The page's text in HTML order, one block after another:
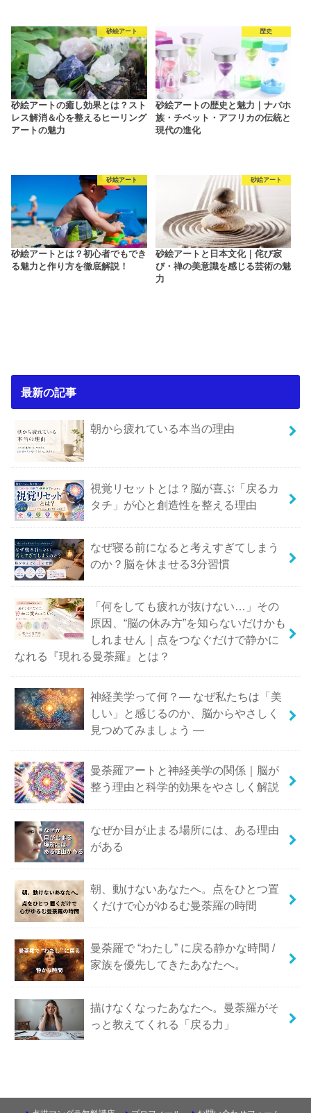
砂絵アート
砂絵アートの癒し効果とは？スト
レス解消＆心を整えるヒーリング
アートの魅力
歴史
砂絵アートの歴史と魅力｜ナバホ
族・チベット・アフリカの伝統と
現代の進化
砂絵アート
砂絵アートとは？初心者でもでき
る魅力と作り方を徹底解説！
砂絵アート
砂絵アートと日本文化｜侘び寂
び・禅の美意識を感じる芸術の魅
力
最新の記事
朝から疲れている本当の理由
視覚リセットとは？脳が喜ぶ「戻るカ
タチ」が心と創造性を整える理由
なぜ寝る前になると考えすぎてしまう
のか？脳を休ませる3分習慣
「何をしても疲れが抜けない…」その
原因、“脳の休み方”を知らないだけかも
しれません｜点をつなぐだけで静かに
なれる『現れる曼荼羅』とは？
神経美学って何？― なぜ私たちは「美
しい」と感じるのか、脳からやさしく
見つめてみましょう ―
曼荼羅アートと神経美学の関係｜脳が
整う理由と科学的効果をやさしく解説
なぜか目が止まる場所には、ある理由
がある
朝、動けないあなたへ。点をひとつ置
くだけで心がゆるむ曼荼羅の時間
曼荼羅で “わたし” に戻る静かな時間 /
家族を優先してきたあなたへ。
描けなくなったあなたへ。曼荼羅がそ
っと教えてくれる「戻る力」